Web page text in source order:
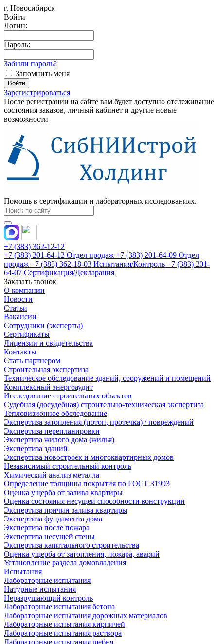
г. Новосибирск
Войти
Логин:
Пароль:
Забыли пароль?
Запомнить меня
Зарегистрироваться
После регистрации на сайте вам будет доступно отслеживание
состояния заказов, личный кабинет и другие новые
возможности
Помощь в сертификации и лабораторных исследованиях.
+7 (383) 362-12-12
+7 (383) 201-64-12 Отдел продаж +7 (383) 201-64-09 Отдел
продаж +7 (383) 362-18-03 Испытания/Контроль +7 (383) 201-
64-07 Сертификация/Декларация
Заказать звонок
О компании
Новости
Статьи
Вакансии
Сотрудники (эксперты)
Сертификаты
Лицензии и свидетельства
Контакты
Стать партнером
Строительная экспертиза
Техническое обследование зданий, сооружений и помещений
Комплексный энергоаудит
Исследование строительных объектов
Судебная (досудебная) строительно-техническая экспертиза
Тепловизионное обследование
Экспертиза затопления (потоп, протечка) / повреждений
Экспертиза перепланировки
Экспертиза жилого дома (жилья)
Экспертиза зданий
Экспертиза новостроек и многоквартирных домов
Независимый строительный контроль
Химический анализ металла
Определение толщины покрытия по ГОСТ 31993
Оценка ущерба от залива квартиры
Оценка состояния несущей способности конструкций
Экспертиза причин залива квартиры
Экспертиза фундамента дома
Экспертиза после пожара
Экспертиза несущей стены
Экспертиза капитального строительства
Оценка ущерба от затопления, пожара, аварий
Установление раздела домовладения
Испытания
Лабораторные испытания
Натурные испытания
Неразрушающий контроль
Лабораторные испытания бетона
Лабораторные испытания дорожных материалов
Лабораторные испытания кирпичей
Лабораторные испытания раствора
Лабораторные испытания щебня